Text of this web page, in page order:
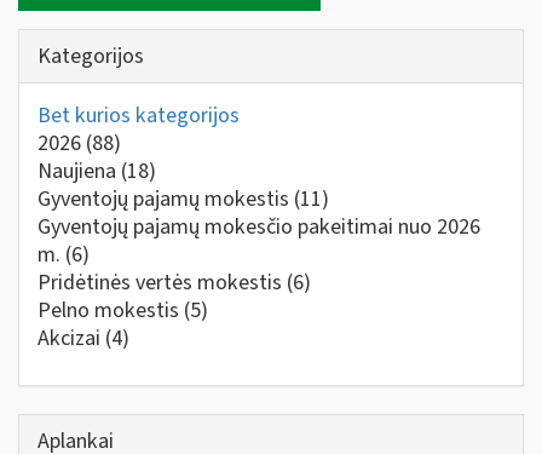
Kategorijos
Bet kurios kategorijos
2026 (88)
Naujiena (18)
Gyventojų pajamų mokestis (11)
Gyventojų pajamų mokesčio pakeitimai nuo 2026
m. (6)
Pridėtinės vertės mokestis (6)
Pelno mokestis (5)
Akcizai (4)
Aplankai